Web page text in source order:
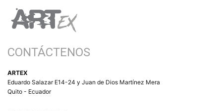
CONTÁCTENOS
ARTEX
Eduardo Salazar E14-24 y Juan de Dios Martínez Mera
Quito - Ecuador